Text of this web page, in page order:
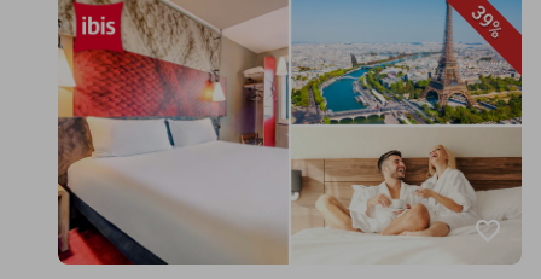
39%
favorite_border